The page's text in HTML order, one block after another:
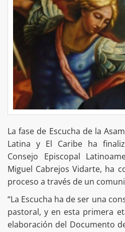
La fase de Escucha de la
Latina y El Caribe ha
Consejo Episcopal
Miguel Cabrejos Vidarte, ha
proceso a través de un
“La Escucha ha de ser una
pastoral, y en esta primera
elaboración del Documento